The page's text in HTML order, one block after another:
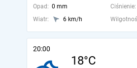
Opad: 0 mm Ciśnienie:
Wiatr:
6 km/h
20:00
18°C